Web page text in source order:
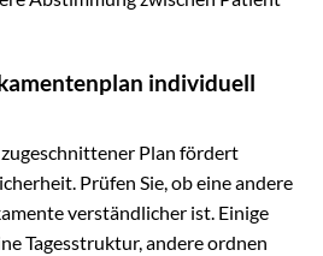
individuell
Plan fördert
Prüfen Sie, ob eine andere
verständlicher ist. Einige
Tagesstruktur, andere ordnen